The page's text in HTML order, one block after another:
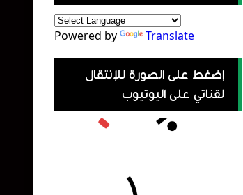
Powered by Translate
إضغط على الصورة للإنتقال
لقناتي على اليوتيوب